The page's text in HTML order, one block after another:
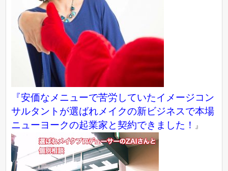
『安価なメニューで苦労していたイメージコン
サルタントが選ばれメイクの新ビジネスで本場
ニューヨークの起業家と契約できました！
』